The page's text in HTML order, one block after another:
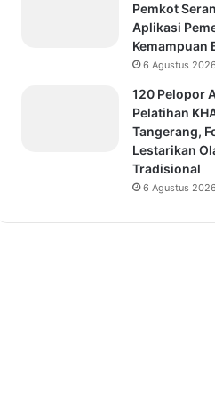
Pemkot
Aplikasi
Kemampuan
6 Agustus 2026
120 Pelopor
Pelatihan
Tangerang,
Lestarikan
Tradisional
6 Agustus 2026